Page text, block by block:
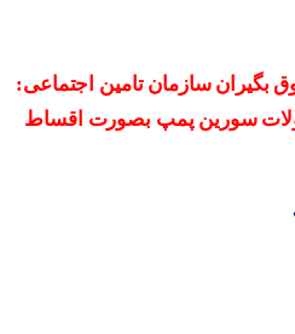
بگیران سازمان تامین اجتماعی:
سورین پمپ بصورت اقساط